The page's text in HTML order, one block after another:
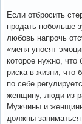
Если отбросить
продать побольше
любовь напрочь
«меня уносят
которое нужно, что
риска в жизни, что
по себе
женщину, люди из
Мужчины и
должны